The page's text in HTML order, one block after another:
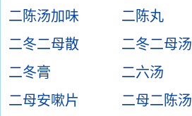
二陈汤加味
二陈丸
二冬二母散
二冬二母汤
二冬膏
二六汤
二母安嗽片
二母二陈汤